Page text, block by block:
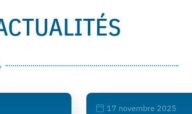
17 novembre 2025